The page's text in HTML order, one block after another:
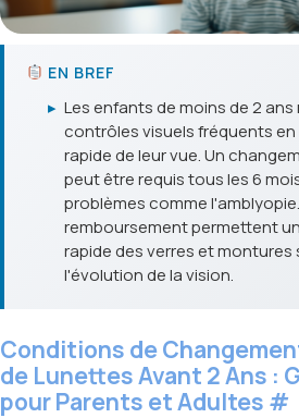
EN BREF
▸ Les enfants de moins de 2
contrôles visuels fréquents
rapide de leur vue. Un
peut être requis tous les 6
problèmes comme
remboursement permettent
rapide des verres et montures
l'évolution de la vision.
Conditions de
de Lunettes Avant 2 Ans :
pour Parents et Adultes #